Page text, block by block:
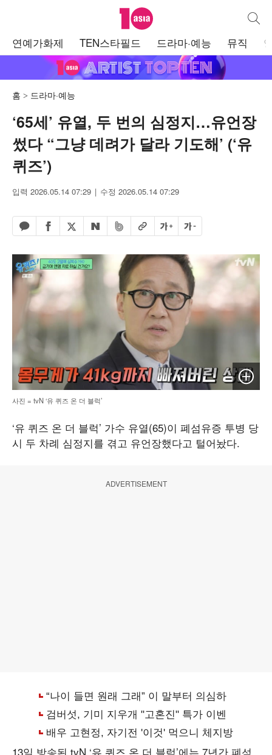
텐아시아 통합
연예가화제 TEN스타필드 드라마·예능 뮤직
홈 드라마·예능
‘65세’ 유열, 두 번의 심정지…유언장
썼다 “그냥 데려가 달라 기도해’ (‘유
퀴즈’)
입력 2026.05.14 07:29 수정 2026.05.14 07:29
카카오톡 공유하기
페이스북 공유하기
엑스 공유하기
네이버 공유하기
밴드 공유하기
URL복사글자 크게글자 작게
이미지
사진 = tvN ‘유 퀴즈 온 더 블럭’
‘유 퀴즈 온 더 블럭’ 가수 유열(65)이 폐섬유증 투병 당
시 두 차례 심정지를 겪고 유언장했다고 털어놨다.
ADVERTISEMENT
13일 방송된 tvN ‘유 퀴즈 온 더 블럭’에는 7년간 폐섬